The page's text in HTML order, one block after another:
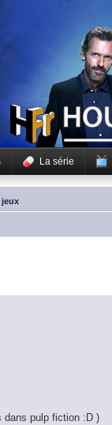
La série
dans pulp fiction :D )